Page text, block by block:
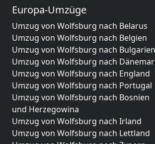
Europa-Umzüge
Umzug von Wolfsburg nach Belarus
Umzug von Wolfsburg nach Belgien
Umzug von Wolfsburg nach Bulgarien
Umzug von Wolfsburg nach
Umzug von Wolfsburg nach England
Umzug von Wolfsburg nach Portugal
Umzug von Wolfsburg nach Bosnien
und Herzegowina
Umzug von Wolfsburg nach Irland
Umzug von Wolfsburg nach Lettland